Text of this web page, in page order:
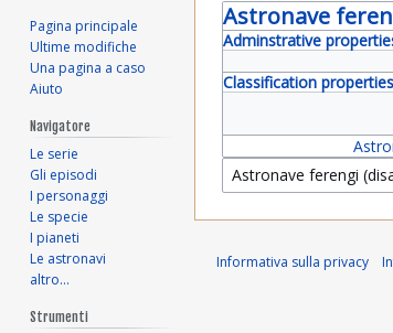
Vai
alla
Vai
alla
Astronave
Adminstrative
Classification properties
Pagina principale
Ultime modifiche
Una pagina a caso
Aiuto
Navigatore
Le serie
Gli episodi
I personaggi
Le specie
I pianeti
Le astronavi
altro…
Strumenti
Informativa sulla privacy